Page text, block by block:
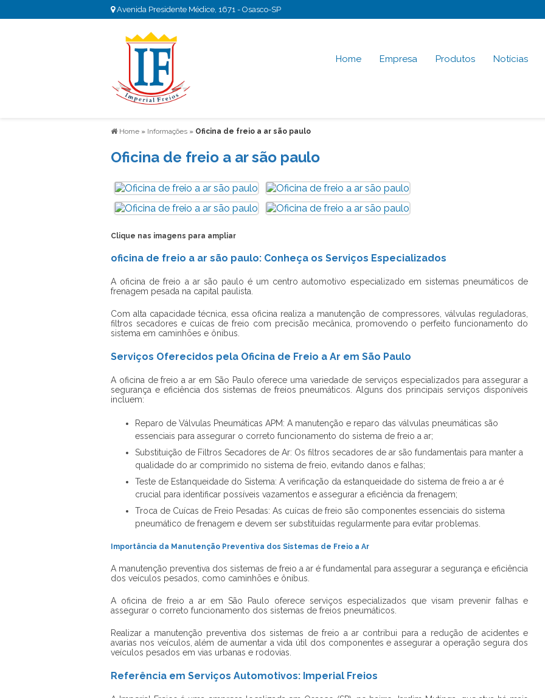
Avenida Presidente Médice, 1671 - Osasco-SP
Home Empresa Produtos Notícias
Home » Informações » Oficina de freio a ar são paulo
Oficina de freio a ar são paulo
Clique nas imagens para ampliar
oficina de freio a ar são paulo: Conheça os Serviços Especializados
A oficina de freio a ar são paulo é um centro automotivo especializado em sistemas pneumáticos de
frenagem pesada na capital paulista.
Com alta capacidade técnica, essa oficina realiza a manutenção de compressores, válvulas reguladoras,
filtros secadores e cuícas de freio com precisão mecânica, promovendo o perfeito funcionamento do
sistema em caminhões e ônibus.
Serviços Oferecidos pela Oficina de Freio a Ar em São Paulo
A oficina de freio a ar em São Paulo oferece uma variedade de serviços especializados para assegurar a
segurança e eficiência dos sistemas de freios pneumáticos. Alguns dos principais serviços disponíveis
incluem:
Reparo de Válvulas Pneumáticas APM: A manutenção e reparo das válvulas pneumáticas são
essenciais para assegurar o correto funcionamento do sistema de freio a ar;
Substituição de Filtros Secadores de Ar: Os filtros secadores de ar são fundamentais para manter a
qualidade do ar comprimido no sistema de freio, evitando danos e falhas;
Teste de Estanqueidade do Sistema: A verificação da estanqueidade do sistema de freio a ar é
crucial para identificar possíveis vazamentos e assegurar a eficiência da frenagem;
Troca de Cuícas de Freio Pesadas: As cuícas de freio são componentes essenciais do sistema
pneumático de frenagem e devem ser substituídas regularmente para evitar problemas.
Importância da Manutenção Preventiva dos Sistemas de Freio a Ar
A manutenção preventiva dos sistemas de freio a ar é fundamental para assegurar a segurança e eficiência
dos veículos pesados, como caminhões e ônibus.
A oficina de freio a ar em São Paulo oferece serviços especializados que visam prevenir falhas e
assegurar o correto funcionamento dos sistemas de freios pneumáticos.
Realizar a manutenção preventiva dos sistemas de freio a ar contribui para a redução de acidentes e
avarias nos veículos, além de aumentar a vida útil dos componentes e assegurar a operação segura dos
veículos pesados em vias urbanas e rodovias.
Referência em Serviços Automotivos: Imperial Freios